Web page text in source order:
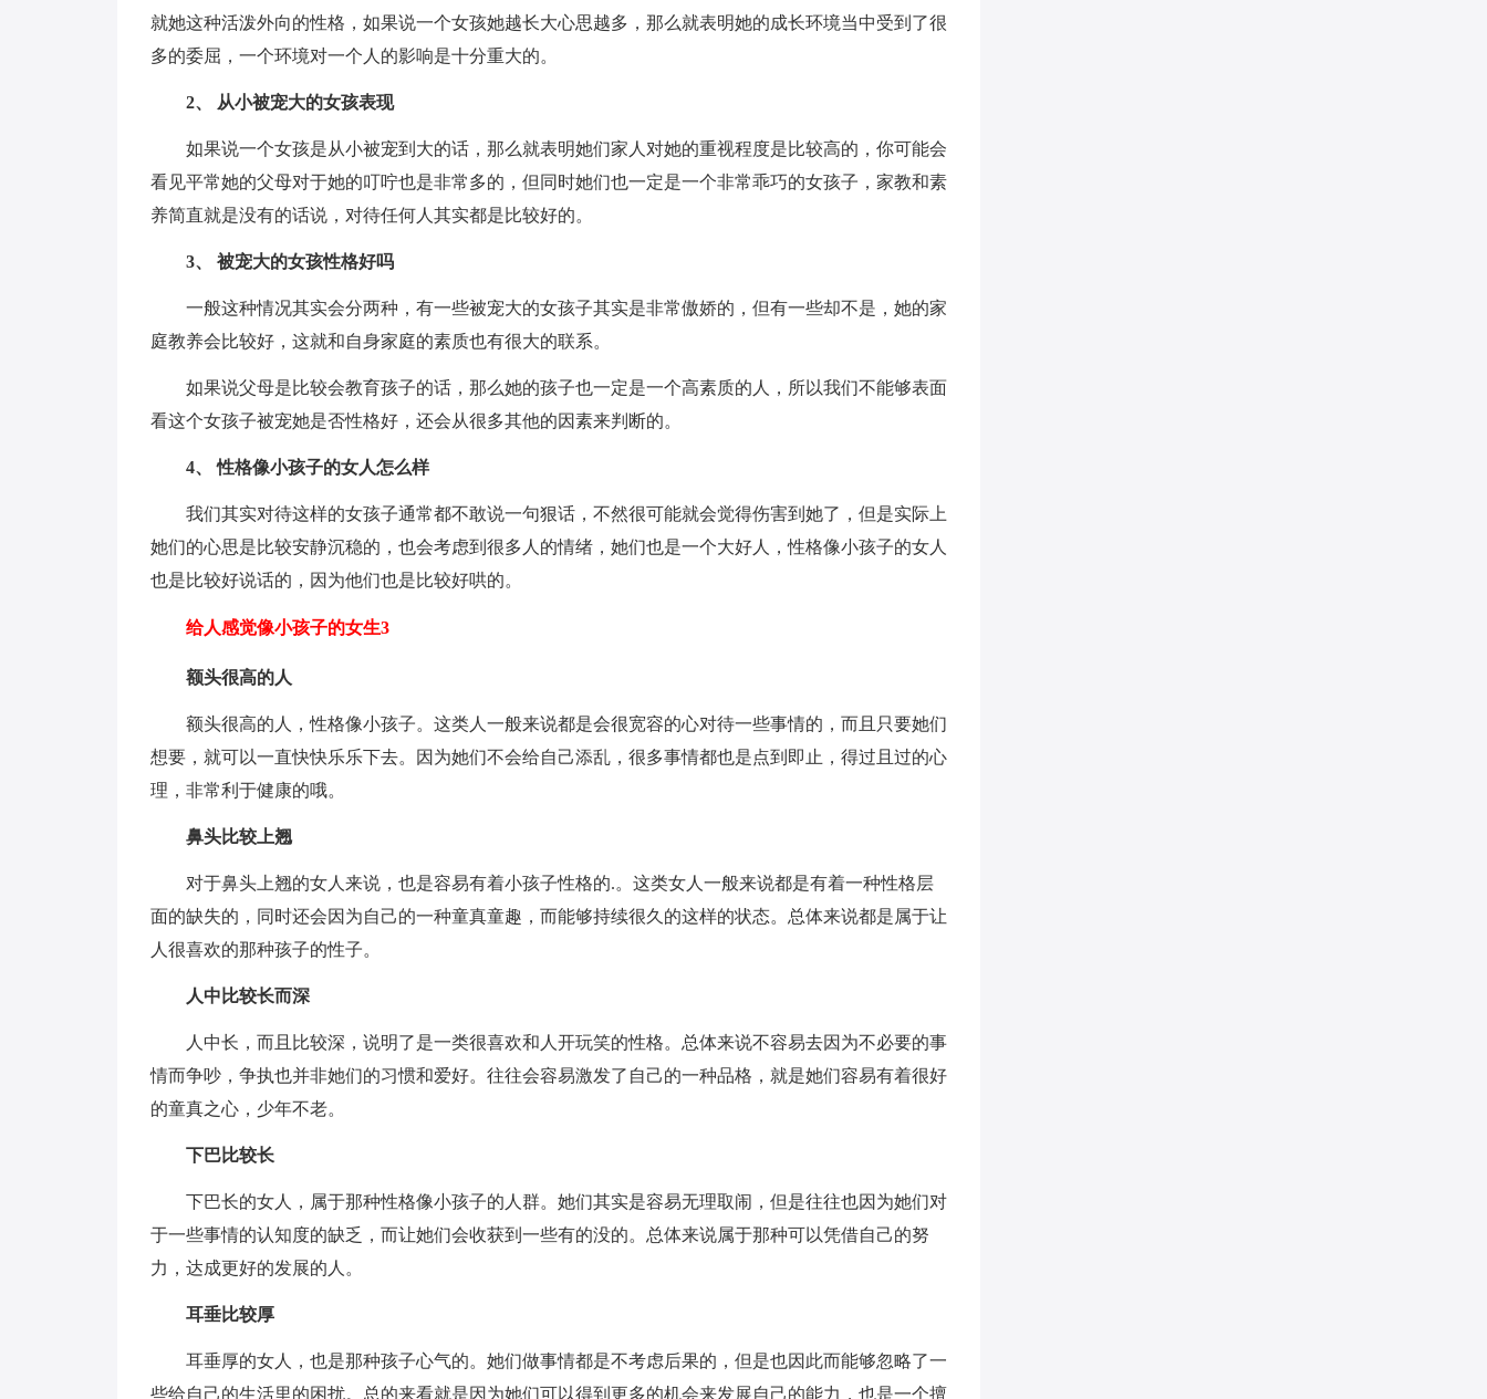
就她这种活泼外向的性格，如果说一个女孩她越长大心思越多，那么就表明她的成长环境当中受到了很
多的委屈，一个环境对一个人的影响是十分重大的。
2、 从小被宠大的女孩表现
如果说一个女孩是从小被宠到大的话，那么就表明她们家人对她的重视程度是比较高的，你可能会
看见平常她的父母对于她的叮咛也是非常多的，但同时她们也一定是一个非常乖巧的女孩子，家教和素
养简直就是没有的话说，对待任何人其实都是比较好的。
3、 被宠大的女孩性格好吗
一般这种情况其实会分两种，有一些被宠大的女孩子其实是非常傲娇的，但有一些却不是，她的家
庭教养会比较好，这就和自身家庭的素质也有很大的联系。
如果说父母是比较会教育孩子的话，那么她的孩子也一定是一个高素质的人，所以我们不能够表面
看这个女孩子被宠她是否性格好，还会从很多其他的因素来判断的。
4、 性格像小孩子的女人怎么样
我们其实对待这样的女孩子通常都不敢说一句狠话，不然很可能就会觉得伤害到她了，但是实际上
她们的心思是比较安静沉稳的，也会考虑到很多人的情绪，她们也是一个大好人，性格像小孩子的女人
也是比较好说话的，因为他们也是比较好哄的。
给人感觉像小孩子的女生3
额头很高的人
额头很高的人，性格像小孩子。这类人一般来说都是会很宽容的心对待一些事情的，而且只要她们
想要，就可以一直快快乐乐下去。因为她们不会给自己添乱，很多事情都也是点到即止，得过且过的心
理，非常利于健康的哦。
鼻头比较上翘
对于鼻头上翘的女人来说，也是容易有着小孩子性格的.。这类女人一般来说都是有着一种性格层
面的缺失的，同时还会因为自己的一种童真童趣，而能够持续很久的这样的状态。总体来说都是属于让
人很喜欢的那种孩子的性子。
人中比较长而深
人中长，而且比较深，说明了是一类很喜欢和人开玩笑的性格。总体来说不容易去因为不必要的事
情而争吵，争执也并非她们的习惯和爱好。往往会容易激发了自己的一种品格，就是她们容易有着很好
的童真之心，少年不老。
下巴比较长
下巴长的女人，属于那种性格像小孩子的人群。她们其实是容易无理取闹，但是往往也因为她们对
于一些事情的认知度的缺乏，而让她们会收获到一些有的没的。总体来说属于那种可以凭借自己的努
力，达成更好的发展的人。
耳垂比较厚
耳垂厚的女人，也是那种孩子心气的。她们做事情都是不考虑后果的，但是也因此而能够忽略了一
些给自己的生活里的困扰。总的来看就是因为她们可以得到更多的机会来发展自己的能力，也是一个擅